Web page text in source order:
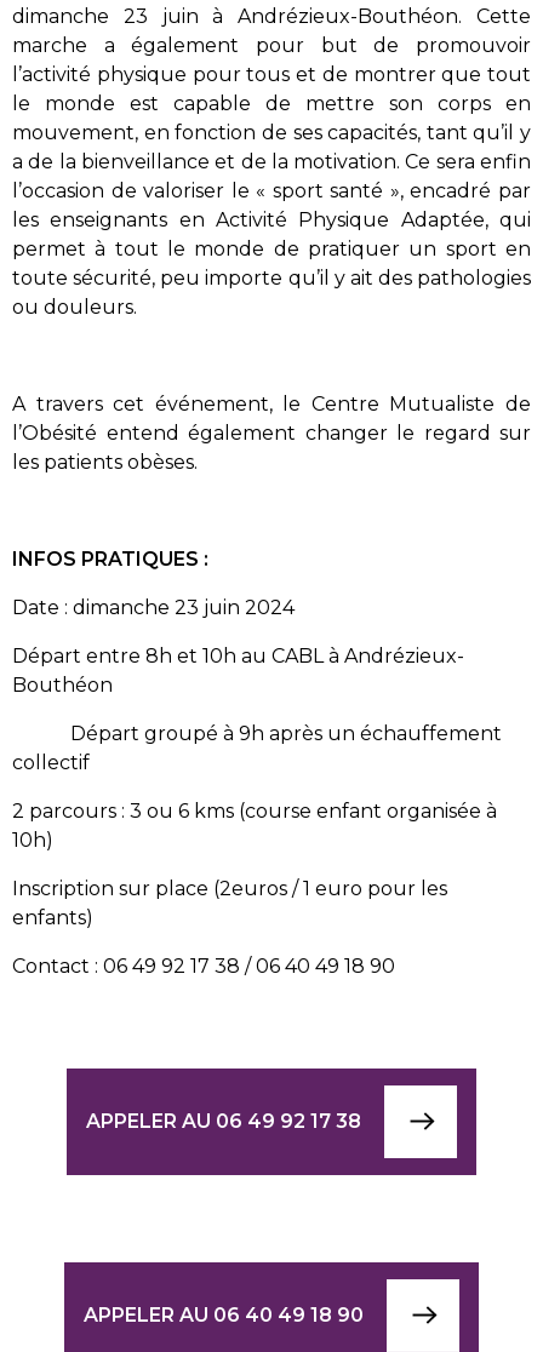
dimanche 23 juin à Andrézieux-Bouthéon. Cette
marche a également pour but de promouvoir
l’activité physique pour tous et de montrer que tout
le monde est capable de mettre son corps en
mouvement, en fonction de ses capacités, tant qu’il y
a de la bienveillance et de la motivation. Ce sera enfin
l’occasion de valoriser le « sport santé », encadré par
les enseignants en Activité Physique Adaptée, qui
permet à tout le monde de pratiquer un sport en
toute sécurité, peu importe qu’il y ait des pathologies
ou douleurs.
A travers cet événement, le Centre Mutualiste de
l’Obésité entend également changer le regard sur
les patients obèses.
INFOS PRATIQUES :
Date : dimanche 23 juin 2024
Départ entre 8h et 10h au CABL à Andrézieux-
Bouthéon
Départ groupé à 9h après un échauffement
collectif
2 parcours : 3 ou 6 kms (course enfant organisée à
10h)
Inscription sur place (2euros / 1 euro pour les
enfants)
Contact : 06 49 92 17 38 / 06 40 49 18 90
APPELER AU 06 49 92 17 38
APPELER AU 06 40 49 18 90